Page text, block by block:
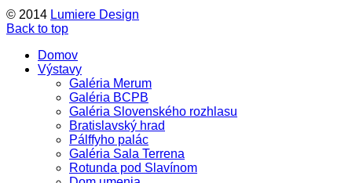
© 2014 Lumiere Design
Back to top
Domov
Výstavy
Galéria Merum
Galéria BCPB
Galéria Slovenského rozhlasu
Bratislavský hrad
Pálffyho palác
Galéria Sala Terrena
Rotunda pod Slavínom